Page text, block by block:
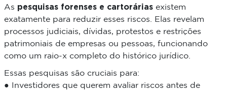
As pesquisas forenses e cartoráriasexistem
exatamente para reduzir esses riscos. Elas revelam
processos judiciais, dívidas, protestos e restrições
patrimoniais de empresas ou pessoas, funcionando
como um raio-x completo do histórico jurídico.
Essas pesquisas são cruciais para:
● Investidores que querem avaliar riscos antes de